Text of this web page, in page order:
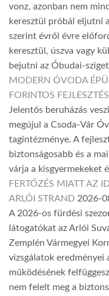
vonz, azonban nem
keresztül próbál eljutni
szerint évről évre
keresztül, úszva vagy
bejutni az Óbudai-
MODERN ÓVODA
FORINTOS
Jelentős beruházás
megújul a Csoda-Vár
tagintézménye. A
biztonságosabb és a
várja a kisgyermekeket
FERTŐZÉS MIATT AZ
ARLÓI STRAND 2026-
A 2026-os fürdési
látogatókat az Arlói
Zemplén Vármegyei
vizsgálatok
működésének
nem felelt meg a